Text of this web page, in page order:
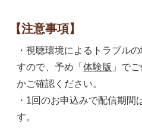
【注意事項】
・視聴環境によるトラブル
すので、予め「体験版 」で
かご確認ください。
・1回のお申込みで配信期間
す。